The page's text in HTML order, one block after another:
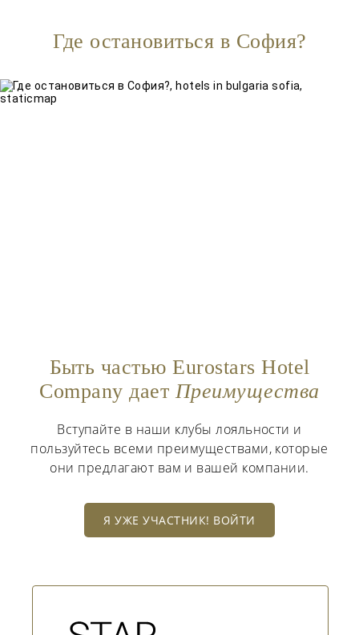
Где остановиться в София?
Быть частью Eurostars Hotel
Company дает Преимущества
Вступайте в наши клубы лояльности и
пользуйтесь всеми преимуществами, которые
они предлагают вам и вашей компании.
Я УЖЕ УЧАСТНИК! ВОЙТИ